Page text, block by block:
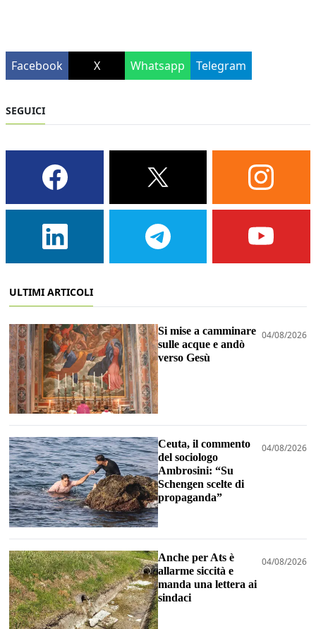
Facebook X Whatsapp Telegram
SEGUICI
ULTIMI ARTICOLI
Si mise a camminare
sulle acque e andò
verso Gesù
04/08/2026
Ceuta, il commento
del sociologo
Ambrosini: “Su
Schengen scelte di
propaganda”
04/08/2026
Anche per Ats è
allarme siccità e
manda una lettera ai
sindaci
04/08/2026